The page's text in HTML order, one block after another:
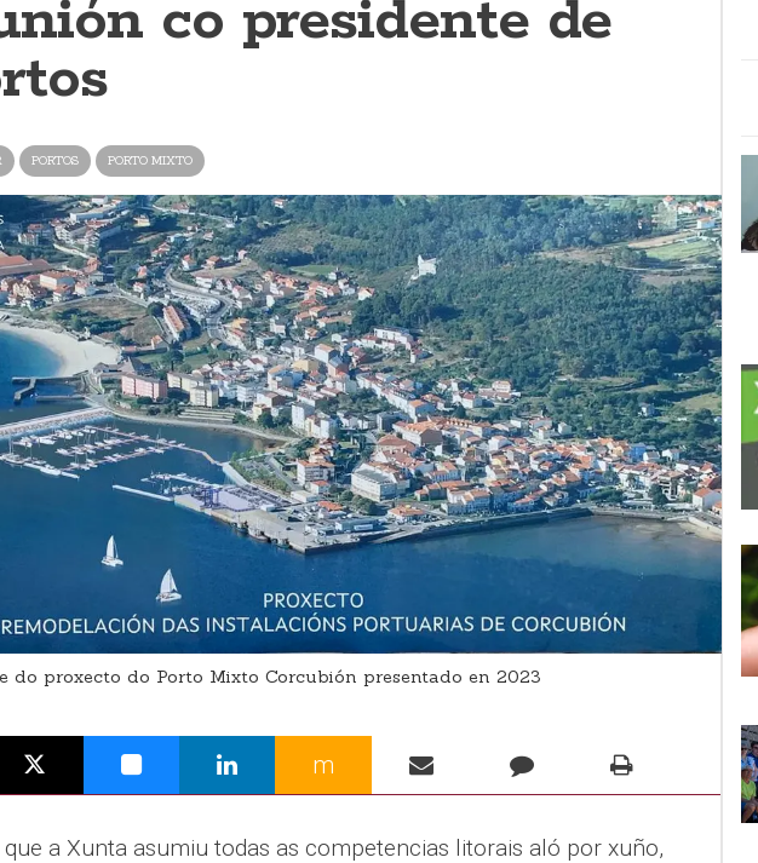
co presidente de
PORTOS PORTO MIXTO
do proxecto do Porto Mixto Corcubión presentado en 2023
m
que a Xunta asumiu todas as competencias litorais aló por xuño,